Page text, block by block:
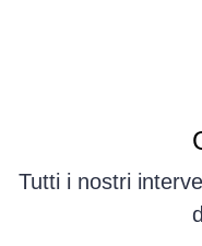
Tutti i nostri